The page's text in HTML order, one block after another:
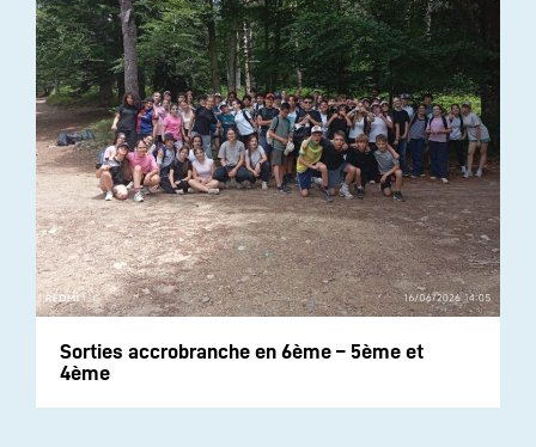
Sorties accrobranche en 6ème – 5ème et
4ème